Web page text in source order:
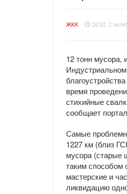
ЖКХ 16:52, 2
12 тонн мусора,
время
стихийные
сообщает
Самые
1227 км (близ
мусора (старые
таким способом
мастерские и
ликвидацию